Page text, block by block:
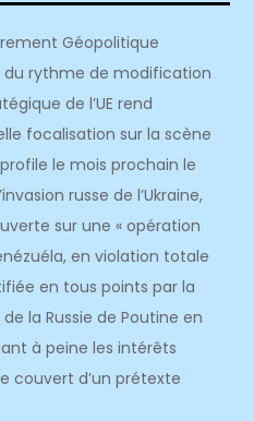
Géopolitique
du rythme de modification
de l’UE rend
focalisation sur la scène
le mois prochain le
russe de l’Ukraine,
sur une « opération
en violation totale
en tous points par la
la Russie de Poutine en
à peine les intérêts
couvert d’un prétexte